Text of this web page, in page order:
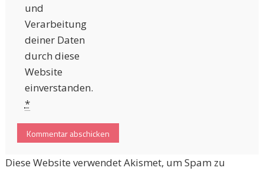
und
Verarbeitung
deiner Daten
durch diese
Website
einverstanden.
*
Diese Website verwendet Akismet, um Spam zu